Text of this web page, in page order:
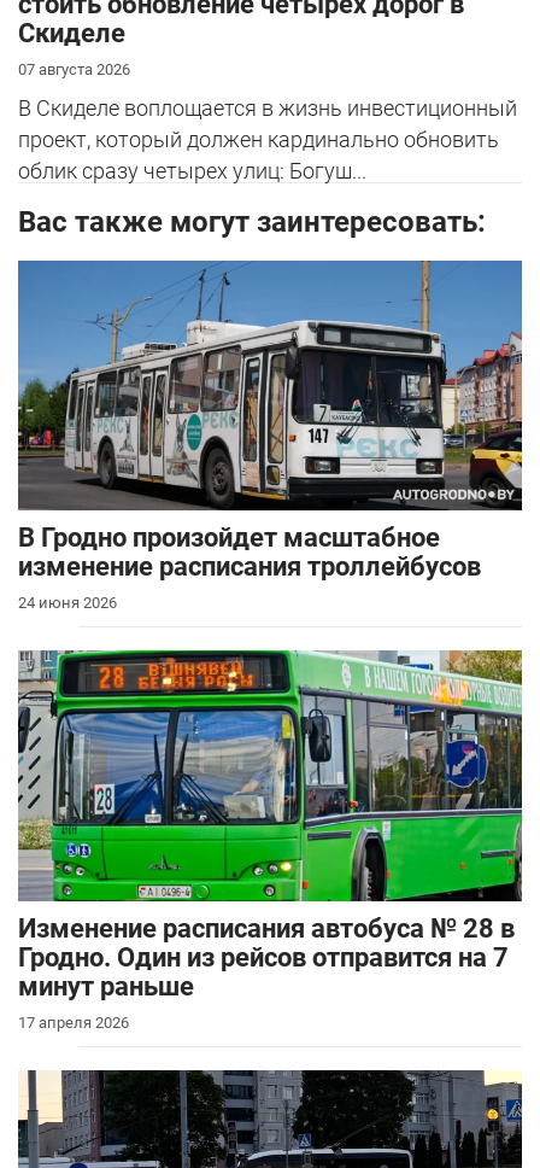
Скиделе
07 августа 2026
В Скиделе воплощается в жизнь инвестиционный
проект, который должен кардинально обновить
облик сразу четырех улиц: Богуш...
Вас также могут заинтересовать:
В Гродно произойдет масштабное
изменение расписания троллейбусов
24 июня 2026
Изменение расписания автобуса № 28 в
Гродно. Один из рейсов отправится на 7
минут раньше
17 апреля 2026